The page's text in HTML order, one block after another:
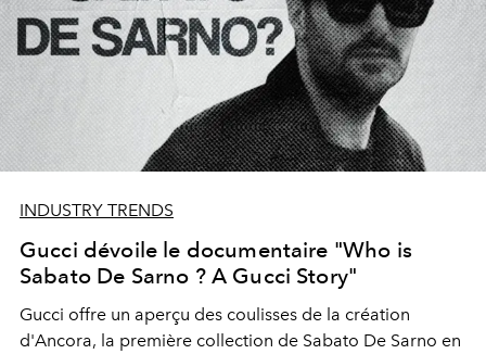
INDUSTRY TRENDS
Gucci dévoile le documentaire "Who is
Sabato De Sarno ? A Gucci Story"
Gucci offre un aperçu des coulisses de la création
d'Ancora, la première collection de Sabato De Sarno en